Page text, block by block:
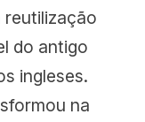
reutilização
do antigo
ingleses.
na